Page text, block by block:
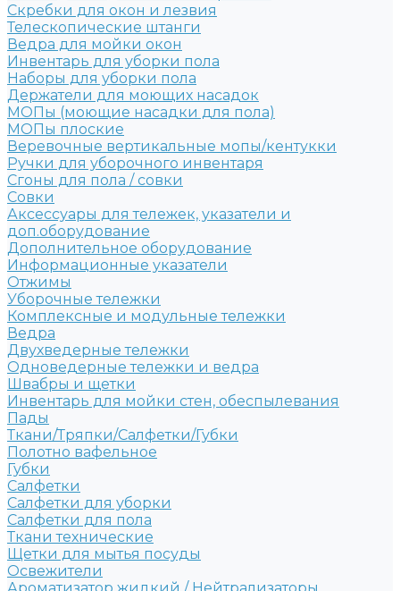
Скребки для окон и лезвия
Телескопические штанги
Ведра для мойки окон
Инвентарь для уборки пола
Наборы для уборки пола
Держатели для моющих насадок
МОПы (моющие насадки для пола)
МОПы плоские
Веревочные вертикальные мопы/кентукки
Ручки для уборочного инвентаря
Сгоны для пола / совки
Совки
Аксессуары для тележек, указатели и
доп.оборудование
Дополнительное оборудование
Информационные указатели
Отжимы
Уборочные тележки
Комплексные и модульные тележки
Ведра
Двухведерные тележки
Одноведерные тележки и ведра
Швабры и щетки
Инвентарь для мойки стен, обеспылевания
Пады
Ткани/Тряпки/Салфетки/Губки
Полотно вафельное
Губки
Салфетки
Салфетки для уборки
Салфетки для пола
Ткани технические
Щетки для мытья посуды
Освежители